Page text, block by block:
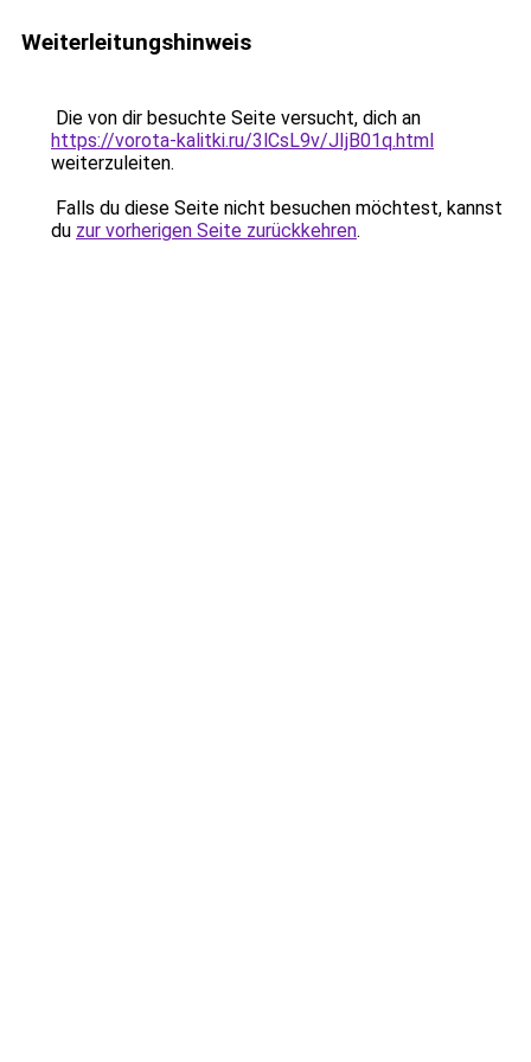
Weiterleitungshinweis
Die von dir besuchte Seite versucht, dich an
https://vorota-kalitki.ru/3lCsL9v/JIjB01q.html
weiterzuleiten.
Falls du diese Seite nicht besuchen möchtest, kannst
du zur vorherigen Seite zurückkehren.